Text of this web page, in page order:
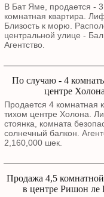
В Бат Яме, продается -
комнатная квартира.
Близость к морю.
центральной улице -
Агентство.
По случаю - 4
центре
Продается 4 комнатная
тихом центре Холона.
стоянка, комната
солнечный балкон.
2,160,000 шек.
Продажа 4,5
в центре Ришон ле